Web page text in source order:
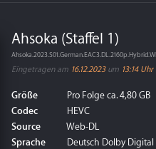
Ahsoka (Staffel 1)
Eingetragen am 16.12.2023um 13:14 Uhr
Größe
Pro Folge ca. 4,80 GB
Codec
HEVC
Source
Web-DL
Sprache
Deutsch Dolby Digital